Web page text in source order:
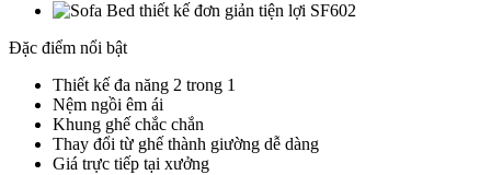
Đặc điểm nổi bật
Thiết kế đa năng 2 trong 1
Nệm ngồi êm ái
Khung ghế chắc chắn
Thay đổi từ ghế thành giường dễ dàng
Giá trực tiếp tại xưởng